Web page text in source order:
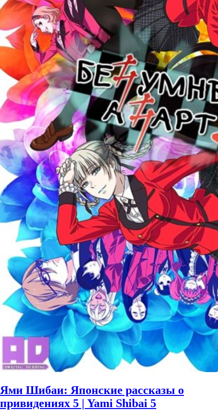
Ями Шибаи: Японские рассказы о
привидениях 5 | Yami Shibai 5